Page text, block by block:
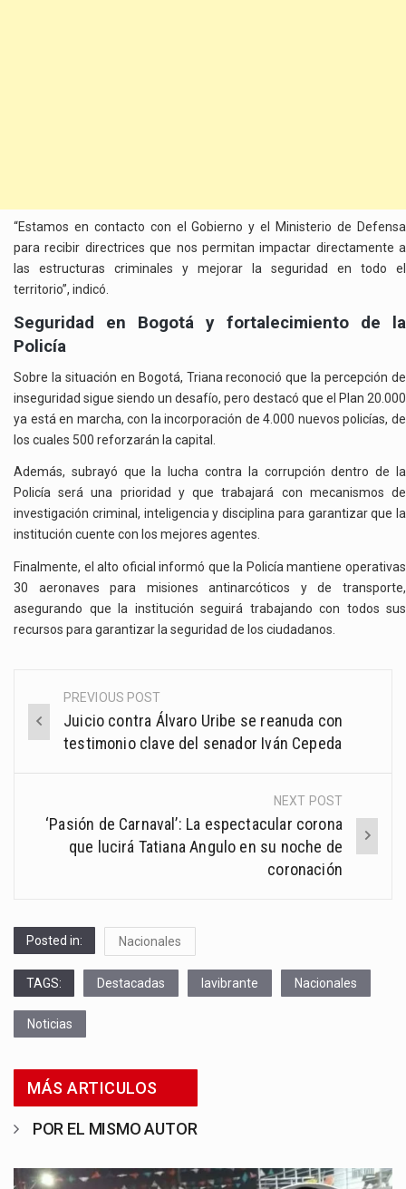
“Estamos en contacto con el Gobierno y el Ministerio de Defensa
para recibir directrices que nos permitan impactar directamente a
las estructuras criminales y mejorar la seguridad en todo el
territorio”, indicó.
Seguridad en Bogotá y fortalecimiento de la
Policía
Sobre la situación en Bogotá, Triana reconoció que la percepción de
inseguridad sigue siendo un desafío, pero destacó que el Plan 20.000
ya está en marcha, con la incorporación de 4.000 nuevos policías, de
los cuales 500 reforzarán la capital.
Además, subrayó que la lucha contra la corrupción dentro de la
Policía será una prioridad y que trabajará con mecanismos de
investigación criminal, inteligencia y disciplina para garantizar que la
institución cuente con los mejores agentes.
Finalmente, el alto oficial informó que la Policía mantiene operativas
30 aeronaves para misiones antinarcóticos y de transporte,
asegurando que la institución seguirá trabajando con todos sus
recursos para garantizar la seguridad de los ciudadanos.
Post
navigation
PREVIOUS POST
Juicio contra Álvaro Uribe se reanuda con
testimonio clave del senador Iván Cepeda
NEXT POST
‘Pasión de Carnaval’: La espectacular corona
que lucirá Tatiana Angulo en su noche de
coronación
Posted in: Nacionales
TAGS: Destacadas lavibrante Nacionales
Noticias
MÁS ARTICULOS
POR EL MISMO AUTOR